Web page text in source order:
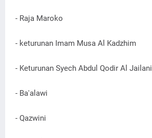
- Raja Maroko
- keturunan Imam Musa Al Kadzhim
- Keturunan Syech Abdul Qodir Al Jailani
- Ba'alawi
- Qazwini